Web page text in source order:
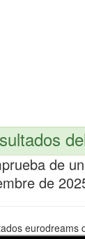
de
de
eurodreams